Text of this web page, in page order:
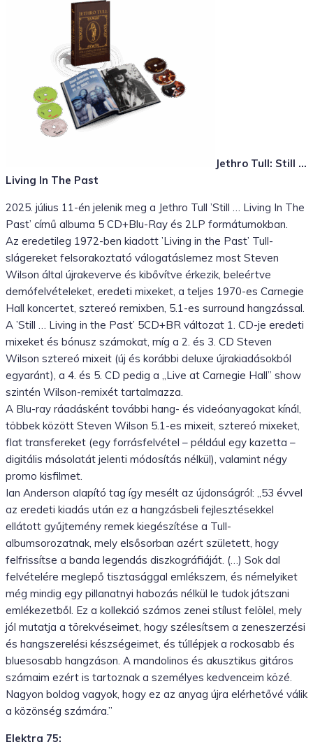
Jethro Tull: Still …
Living In The Past
2025. július 11-én jelenik meg a Jethro Tull ’Still … Living In The
Past’ című albuma 5 CD+Blu-Ray és 2LP formátumokban.
Az eredetileg 1972-ben kiadott ’Living in the Past’ Tull-
slágereket felsorakoztató válogatáslemez most Steven
Wilson által újrakeverve és kibővítve érkezik, beleértve
demófelvételeket, eredeti mixeket, a teljes 1970-es Carnegie
Hall koncertet, sztereó remixben, 5.1-es surround hangzással.
A ’Still … Living in the Past’ 5CD+BR változat 1. CD-je eredeti
mixeket és bónusz számokat, míg a 2. és 3. CD Steven
Wilson sztereó mixeit (új és korábbi deluxe újrakiadásokból
egyaránt), a 4. és 5. CD pedig a „Live at Carnegie Hall” show
szintén Wilson-remixét tartalmazza.
A Blu-ray ráadásként további hang- és videóanyagokat kínál,
többek között Steven Wilson 5.1-es mixeit, sztereó mixeket,
flat transfereket (egy forrásfelvétel – például egy kazetta –
digitális másolatát jelenti módosítás nélkül), valamint négy
promo kisfilmet.
Ian Anderson alapító tag így mesélt az újdonságról: „53 évvel
az eredeti kiadás után ez a hangzásbeli fejlesztésekkel
ellátott gyűjtemény remek kiegészítése a Tull-
albumsorozatnak, mely elsősorban azért született, hogy
felfrissítse a banda legendás diszkográfiáját. (…) Sok dal
felvételére meglepő tisztasággal emlékszem, és némelyiket
még mindig egy pillanatnyi habozás nélkül le tudok játszani
emlékezetből. Ez a kollekció számos zenei stílust felölel, mely
jól mutatja a törekvéseimet, hogy szélesítsem a zeneszerzési
és hangszerelési készségeimet, és túllépjek a rockosabb és
bluesosabb hangzáson. A mandolinos és akusztikus gitáros
számaim ezért is tartoznak a személyes kedvenceim közé.
Nagyon boldog vagyok, hogy ez az anyag újra elérhetővé válik
a közönség számára.”
Elektra 75: